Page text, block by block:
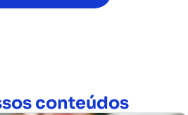
conteúdos